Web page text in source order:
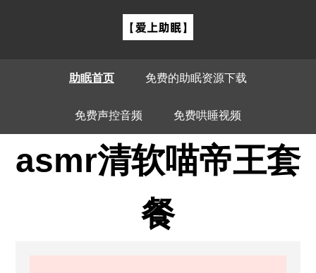
助眠首页 免费的助眠资源下载
免费声控音频 免费哄睡视频
asmr清软喵帝王套
餐